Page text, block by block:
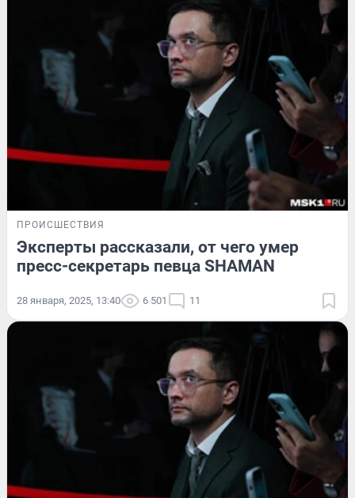
ПРОИСШЕСТВИЯ
Эксперты рассказали, от чего умер
пресс-секретарь певца SHAMAN
28 января, 2025, 13:40 6 501 11